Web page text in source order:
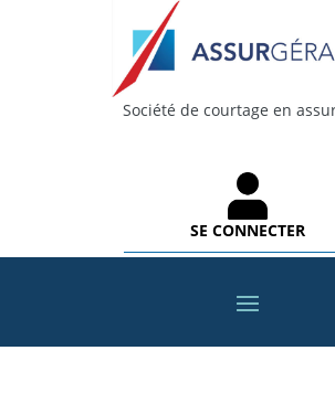
Société de courtage en
SE CONNECTER